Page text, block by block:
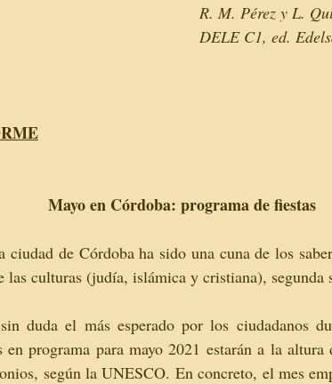
R. M. Pérez y L.
DELE C1, ed.
Mayo en Córdoba: programa de fiestas
ciudad de Córdoba ha sido una cuna de los
las culturas (judía, islámica y cristiana), segunda
duda el más esperado por los ciudadanos
programa para mayo 2021 estarán a la
según la UNESCO. En concreto, el mes